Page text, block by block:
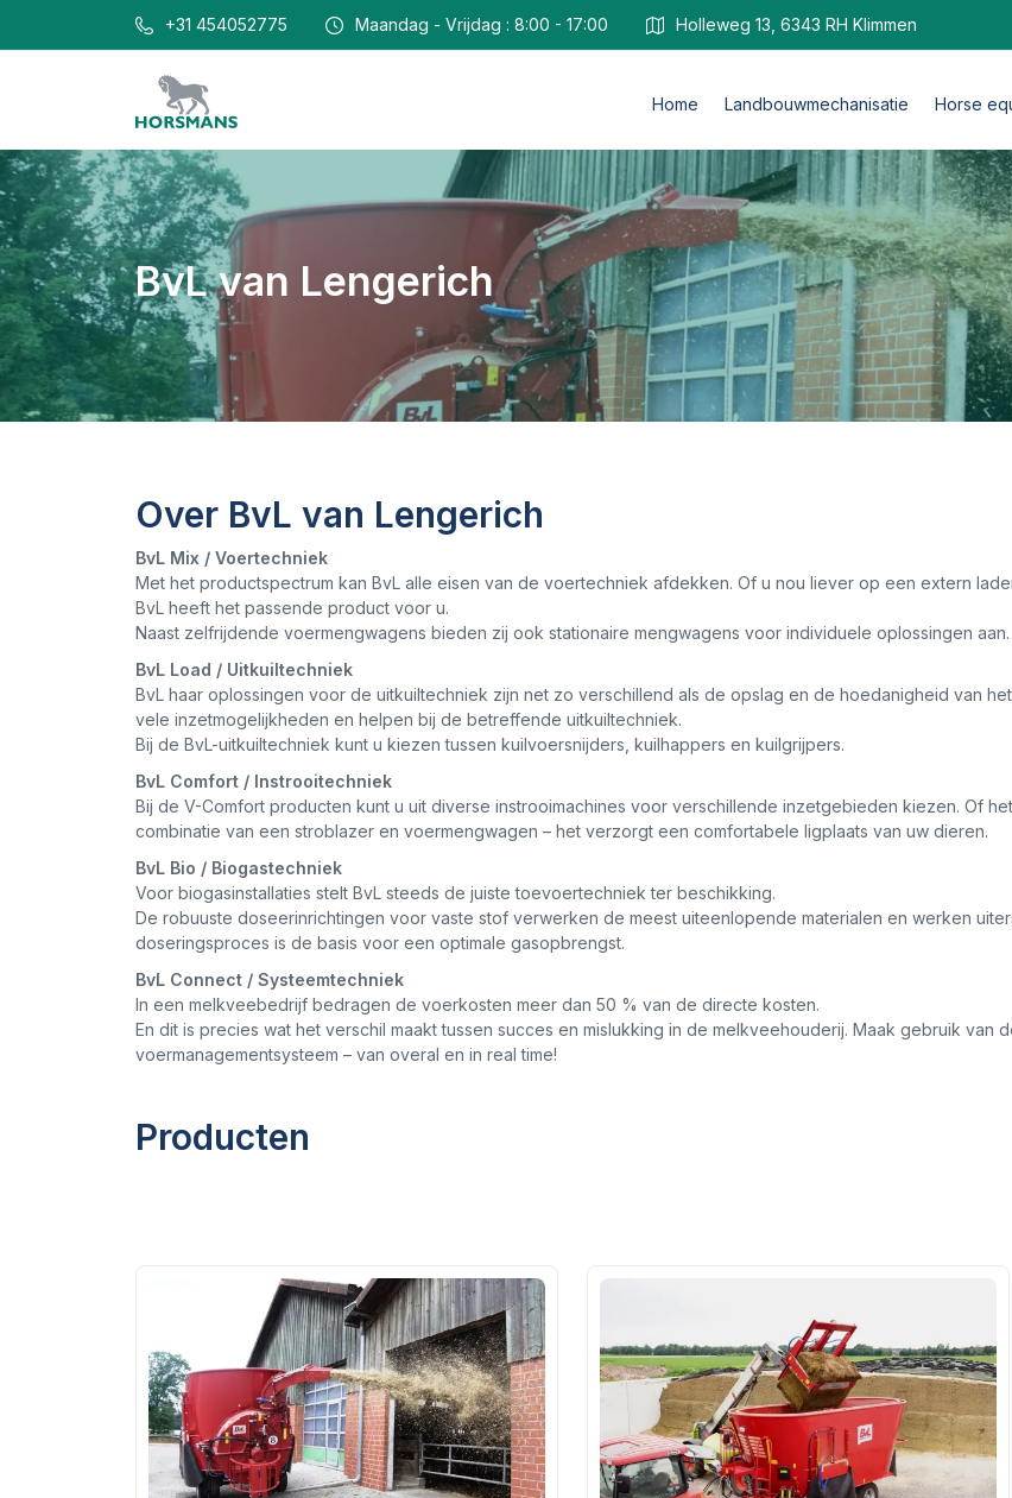
+31 454052775 Maandag - Vrijdag : 8:00 - 17:00 Holleweg 13, 6343 RH Klimmen
Home Landbouwmechanisatie Horse
BvL van Lengerich
Over BvL van Lengerich
BvL Mix / Voertechniek
Met het productspectrum kan BvL alle eisen van de voertechniek afdekken. Of u nou liever op een extern
BvL heeft het passende product voor u.
Naast zelfrijdende voermengwagens bieden zij ook stationaire mengwagens voor individuele oplossingen aan.
BvL Load / Uitkuiltechniek
BvL haar oplossingen voor de uitkuiltechniek zijn net zo verschillend als de opslag en de hoedanigheid van
vele inzetmogelijkheden en helpen bij de betreffende uitkuiltechniek.
Bij de BvL-uitkuiltechniek kunt u kiezen tussen kuilvoersnijders, kuilhappers en kuilgrijpers.
BvL Comfort / Instrooitechniek
Bij de V-Comfort producten kunt u uit diverse instrooimachines voor verschillende inzetgebieden kiezen. Of
combinatie van een stroblazer en voermengwagen – het verzorgt een comfortabele ligplaats van uw dieren.
BvL Bio / Biogastechniek
Voor biogasinstallaties stelt BvL steeds de juiste toevoertechniek ter beschikking.
De robuuste doseerinrichtingen voor vaste stof verwerken de meest uiteenlopende materialen en werken
doseringsproces is de basis voor een optimale gasopbrengst.
BvL Connect / Systeemtechniek
In een melkveebedrijf bedragen de voerkosten meer dan 50 % van de directe kosten.
En dit is precies wat het verschil maakt tussen succes en mislukking in de melkveehouderij. Maak gebruik van
voermanagementsysteem – van overal en in real time!
Producten